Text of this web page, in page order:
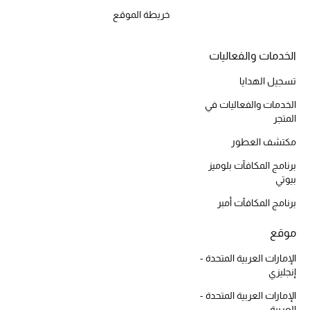
مستحضرات العناية
مستحضرات الاستحمام والعناية بالجسم
العناية بالشعر
الصحة والعافية
هدايا
مجموعة الجمال
الجمال في بلوميز
خريطة الموقع
الخدمات والفعاليات
تسجيل الهدايا
الخدمات والفعاليات في
المتجر
مكتشف العطور
برنامج المكافآت بلوميز
بيوتي
برنامج المكافآت أمبر
موقع
الإمارات العربية المتحدة -
إنجليزي
الإمارات العربية المتحدة -